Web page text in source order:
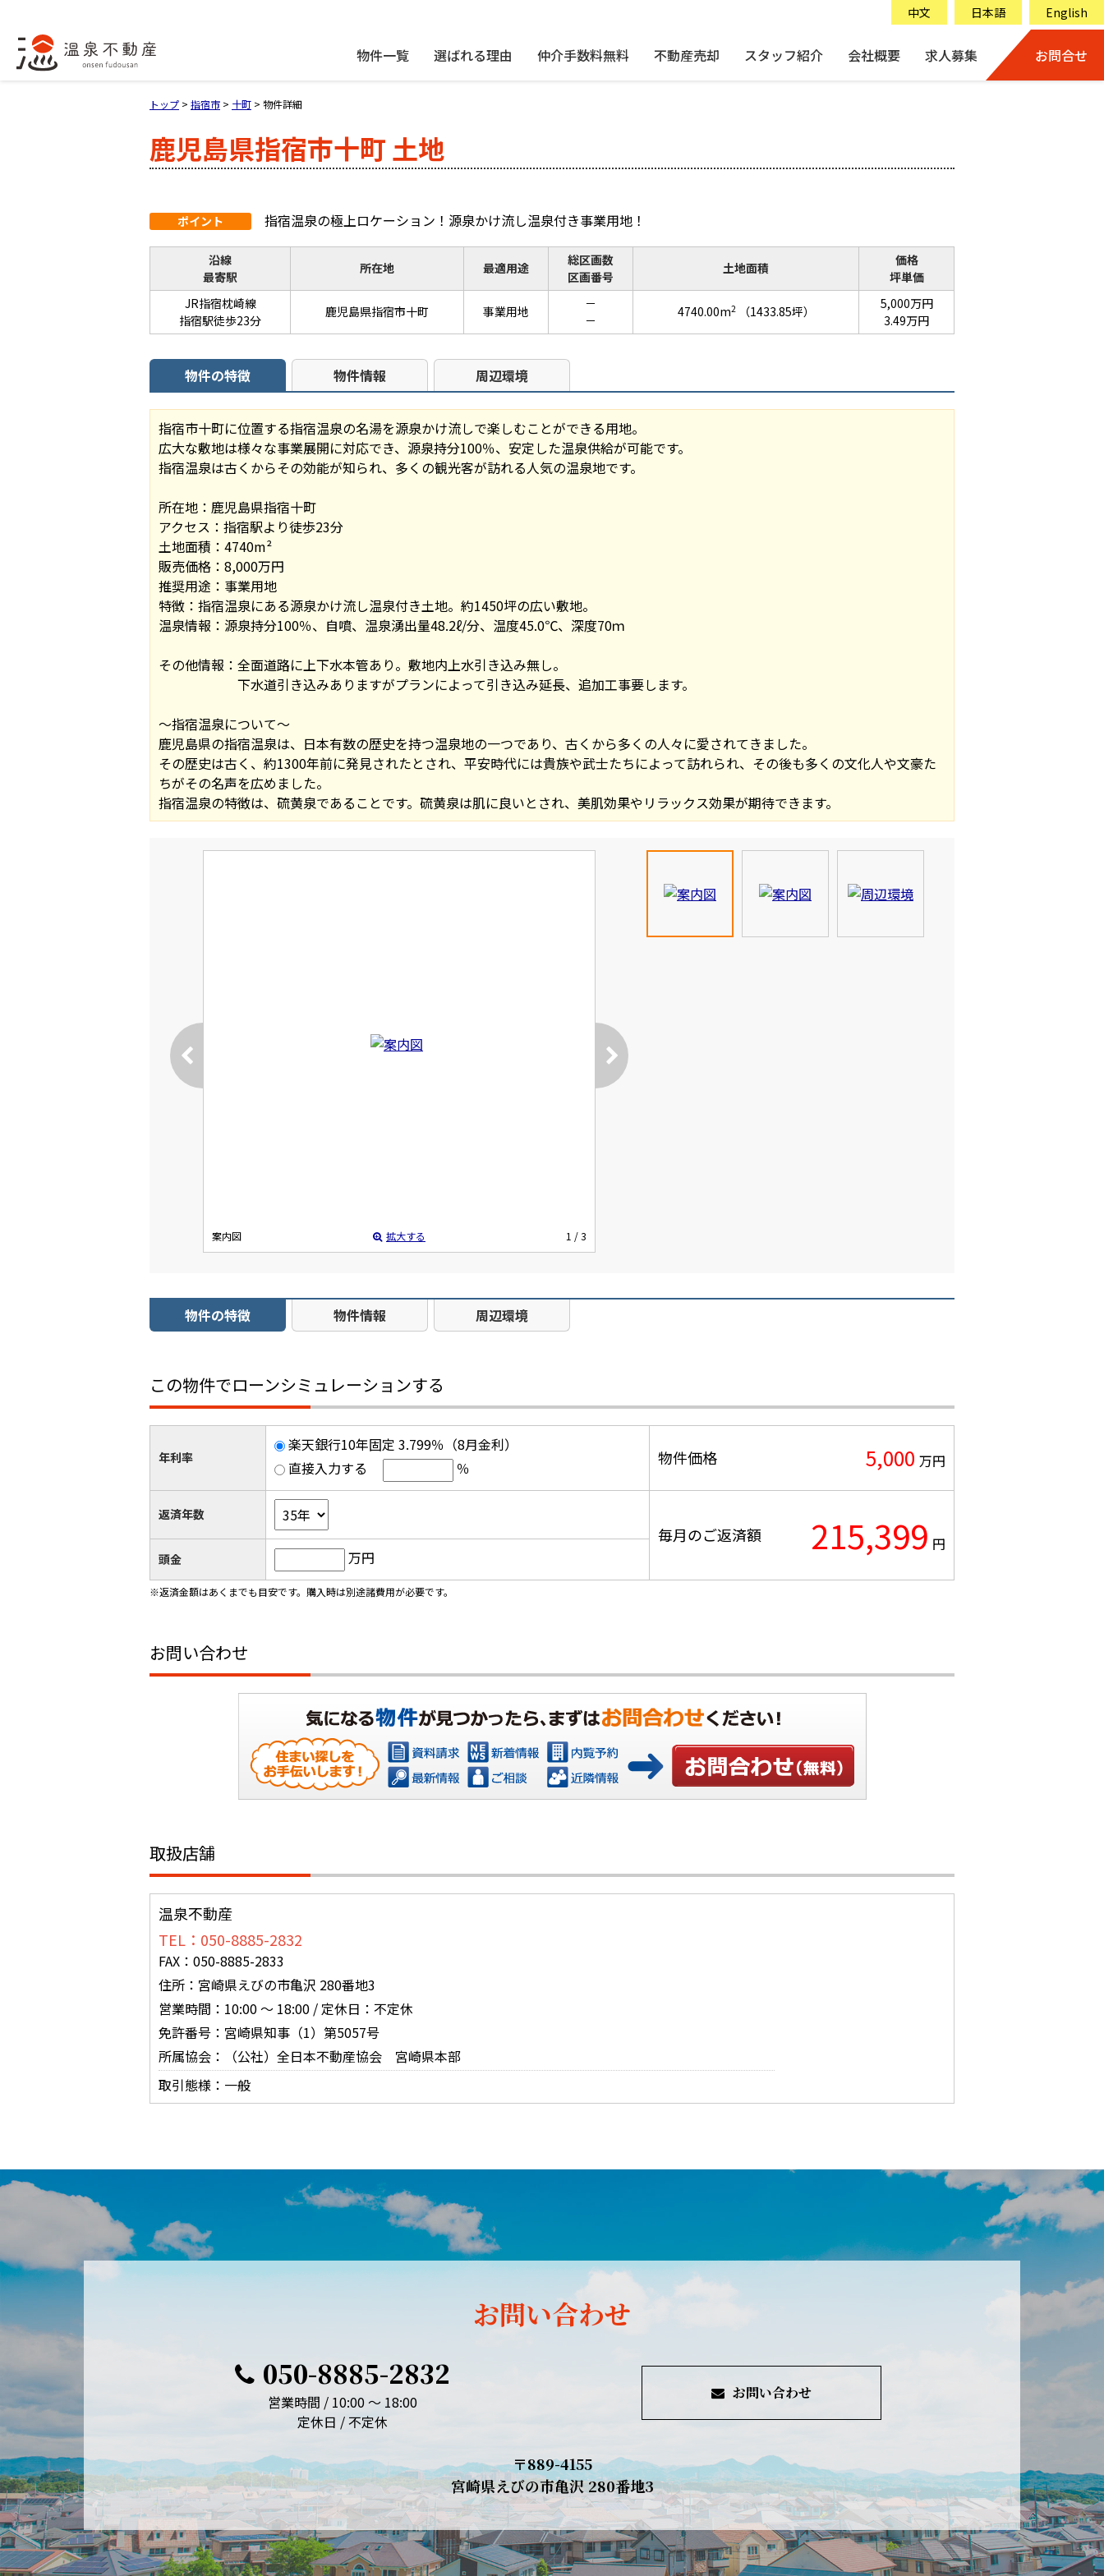
中文 日本語 English
物件一覧 選ばれる理由 仲介手数料無料 不動産売却 スタッフ紹介 会社概要 求人募集 お問合せ
トップ > 指宿市 > 十町 > 物件詳細
鹿児島県指宿市十町 土地
ポイント 指宿温泉の極上ロケーション！源泉かけ流し温泉付き事業用地！
沿線
最寄駅
所在地 最適用途
総区画数
区画番号
土地面積
価格
坪単価
JR指宿枕崎線
指宿駅徒歩23分
鹿児島県指宿市十町 事業用地
－
－
4740.00m2 （1433.85坪）
5,000万円
3.49万円
物件の特徴 物件情報 周辺環境
指宿市十町に位置する指宿温泉の名湯を源泉かけ流しで楽しむことができる用地。
広大な敷地は様々な事業展開に対応でき、源泉持分100％、安定した温泉供給が可能です。
指宿温泉は古くからその効能が知られ、多くの観光客が訪れる人気の温泉地です。
所在地：鹿児島県指宿十町
アクセス：指宿駅より徒歩23分
土地面積：4740m²
販売価格：8,000万円
推奨用途：事業用地
特徴：指宿温泉にある源泉かけ流し温泉付き土地。約1450坪の広い敷地。
温泉情報：源泉持分100％、自噴、温泉湧出量48.2ℓ/分、温度45.0℃、深度70ｍ
その他情報：全面道路に上下水本管あり。敷地内上水引き込み無し。
下水道引き込みありますがプランによって引き込み延長、追加工事要します。
～指宿温泉について～
鹿児島県の指宿温泉は、日本有数の歴史を持つ温泉地の一つであり、古くから多くの人々に愛されてきました。
その歴史は古く、約1300年前に発見されたとされ、平安時代には貴族や武士たちによって訪れられ、その後も多くの文化人や文豪た
ちがその名声を広めました。
指宿温泉の特徴は、硫黄泉であることです。硫黄泉は肌に良いとされ、美肌効果やリラックス効果が期待できます。
案内図 拡大する 1 / 3
物件の特徴 物件情報 周辺環境
この物件でローンシミュレーションする
年利率
楽天銀行10年固定 3.799％（8月金利）
直接入力する
％ 物件価格 5,000 万円
返済年数
毎月のご返済額 215,399 円
頭金 万円
※返済金額はあくまでも目安です。購入時は別途諸費用が必要です。
お問い合わせ
お問い合わせ
取扱店舗
温泉不動産
TEL：050-8885-2832
FAX：050-8885-2833
住所：宮崎県えびの市亀沢 280番地3
営業時間：10:00 ～ 18:00 / 定休日：不定休
免許番号：宮崎県知事（1）第5057号
所属協会：（公社）全日本不動産協会 宮崎県本部
取引態様：一般
お問い合わせ
050-8885-2832
営業時間 / 10:00 ～ 18:00
定休日 / 不定休
お問い合わせ
〒889-4155
宮崎県えびの市亀沢 280番地3